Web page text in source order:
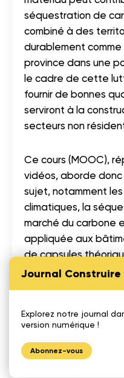
Journal Construire
Explorez notre journal
version numérique !
Abonnez-vous
séquestration de
combiné à des
durablement
province dans une
le cadre de cette
fournir de bonnes
serviront à la
secteurs non
Ce cours (MOOC),
vidéos, aborde
sujet, notamment
climatiques, la
marché du carbone
appliquée aux
de capsules
experts en la
Pour en savoir plus
y avoir accès,
Espace-Bois.